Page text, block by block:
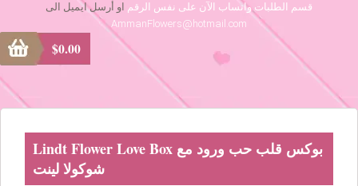
قسم الطلبات واتساب الآن على نفس الرقم او أرسل ايميل الى
AmmanFlowers@hotmail.com
$0.00
Lindt Flower Love Box بوكس قلب حب ورود مع
شوكولا لينت